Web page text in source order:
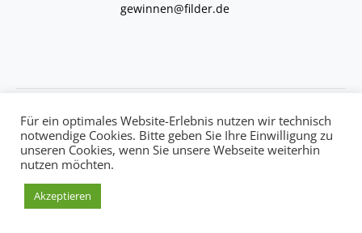
gewinnen@filder.de
Copyright © 2026 kulturkalender-filder.de | Powered by kulturkalender-
filder.de
Für ein optimales Website-Erlebnis nutzen wir technisch
notwendige Cookies. Bitte geben Sie Ihre Einwilligung zu
unseren Cookies, wenn Sie unsere Webseite weiterhin
nutzen möchten.
Akzeptieren